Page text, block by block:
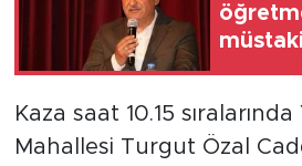
Kaza saat 10.15
Mahallesi Turgut Özal